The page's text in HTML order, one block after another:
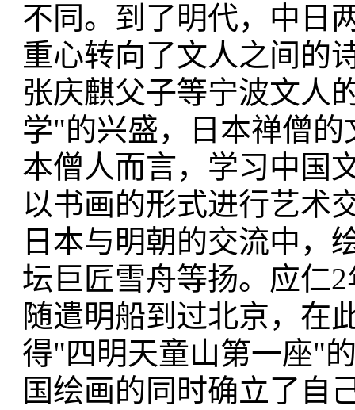
不同。到了明代，中日
重心转向了文人之间的
张庆麒父子等宁波文人
学"的兴盛，日本禅僧
本僧人而言，学习中国
以书画的形式进行艺术
日本与明朝的交流中，
坛巨匠雪舟等扬。应仁
随遣明船到过北京，在
得"四明天童山第一座"
国绘画的同时确立了自